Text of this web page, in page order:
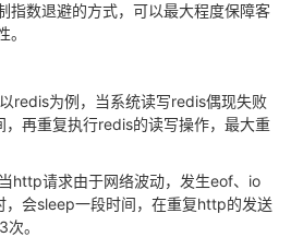
指数退避的方式，可以最大程度保障客
redis为例，当系统读写redis偶现失败
，再重复执行redis的读写操作，最大重
http请求由于网络波动，发生eof、 io
，会sleep一段时间，在重复http的发送
3次。